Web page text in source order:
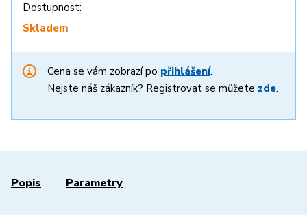
Dostupnost:
Skladem
Cena se vám zobrazí po přihlášení.
Nejste náš zákazník? Registrovat se můžete zde.
Popis Parametry